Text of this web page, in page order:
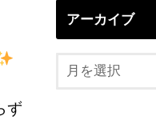
ず
アーカイブ